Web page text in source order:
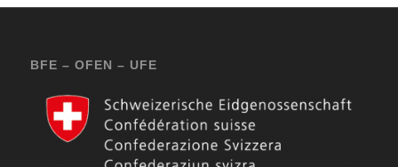
BFE – OFEN – UFE